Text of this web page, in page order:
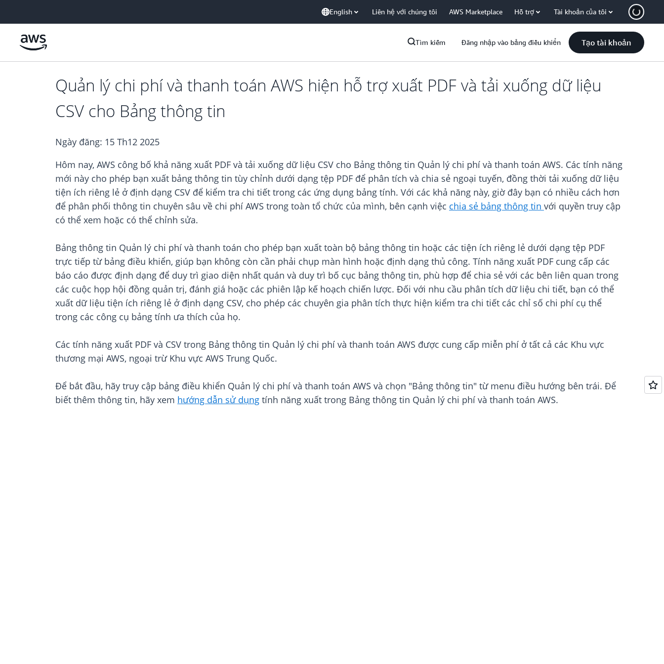
English Liên hệ với chúng tôi AWS Marketplace Hỗ trợ Tài khoản của tôi
Tìm kiếm Đăng nhập vào bảng điều khiển Tạo tài khoản
Quản lý chi phí và thanh toán AWS hiện hỗ trợ xuất PDF và tải xuống dữ liệu
CSV cho Bảng thông tin
Ngày đăng: 15 Th12 2025
Hôm nay, AWS công bố khả năng xuất PDF và tải xuống dữ liệu CSV cho Bảng thông tin Quản lý chi phí và thanh toán AWS. Các tính năng
mới này cho phép bạn xuất bảng thông tin tùy chỉnh dưới dạng tệp PDF để phân tích và chia sẻ ngoại tuyến, đồng thời tải xuống dữ liệu
tiện ích riêng lẻ ở định dạng CSV để kiểm tra chi tiết trong các ứng dụng bảng tính. Với các khả năng này, giờ đây bạn có nhiều cách hơn
để phân phối thông tin chuyên sâu về chi phí AWS trong toàn tổ chức của mình, bên cạnh việc chia sẻ bảng thông tin với quyền truy cập
có thể xem hoặc có thể chỉnh sửa.
Bảng thông tin Quản lý chi phí và thanh toán cho phép bạn xuất toàn bộ bảng thông tin hoặc các tiện ích riêng lẻ dưới dạng tệp PDF
trực tiếp từ bảng điều khiển, giúp bạn không còn cần phải chụp màn hình hoặc định dạng thủ công. Tính năng xuất PDF cung cấp các
báo cáo được định dạng để duy trì giao diện nhất quán và duy trì bố cục bảng thông tin, phù hợp để chia sẻ với các bên liên quan trong
các cuộc họp hội đồng quản trị, đánh giá hoặc các phiên lập kế hoạch chiến lược. Đối với nhu cầu phân tích dữ liệu chi tiết, bạn có thể
xuất dữ liệu tiện ích riêng lẻ ở định dạng CSV, cho phép các chuyên gia phân tích thực hiện kiểm tra chi tiết các chỉ số chi phí cụ thể
trong các công cụ bảng tính ưa thích của họ.
Các tính năng xuất PDF và CSV trong Bảng thông tin Quản lý chi phí và thanh toán AWS được cung cấp miễn phí ở tất cả các Khu vực
thương mại AWS, ngoại trừ Khu vực AWS Trung Quốc.
Để bắt đầu, hãy truy cập bảng điều khiển Quản lý chi phí và thanh toán AWS và chọn "Bảng thông tin" từ menu điều hướng bên trái. Để
biết thêm thông tin, hãy xem hướng dẫn sử dụng tính năng xuất trong Bảng thông tin Quản lý chi phí và thanh toán AWS.